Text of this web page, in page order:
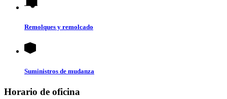
Remolques y remolcado
Suministros de mudanza
Horario de oficina